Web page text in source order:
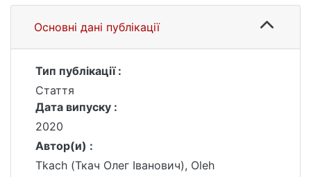
Основні дані публікації
Тип публікації :
Стаття
Дата випуску :
2020
Автор(и) :
Tkach (Ткач Олег Іванович), Oleh